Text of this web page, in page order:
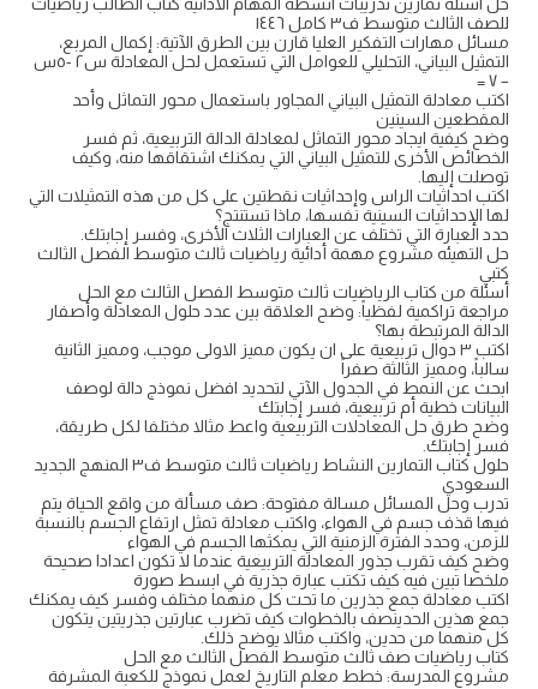
للصف الثالث متوسط ف٣ كامل ١٤٤٦
مسائل مهارات التفكير العليا قارن بين الطرق الآتية: إكمال المربع،
التمثيل البياني، التحليلي للعوامل التي تستعمل لحل المعادلة س٢ -٥س
– ٧ =
اكتب معادلة التمثيل البياني المجاور باستعمال محور التماثل وأحد
المقطعين السينين
وضح كيفية ايجاد محور التماثل لمعادلة الدالة التربيعية، ثم فسر
الخصائص الأخرى للتمثيل البياني التي يمكنك اشتقاقها منه، وكيف
توصلت إليها.
اكتب احداثيات الراس وإحداثيات نقطتين على كل من هذه التمثيلات التي
لها الإحداثيات السينية نفسها، ماذا تستنتج؟
حدد العبارة التي تختلف عن العبارات الثلاث الأخرى، وفسر إجابتك.
حل التهيئه مشروع مهمة أدائية رياضيات ثالث متوسط الفصل الثالث
كتبي
أسئلة من كتاب الرياضيات ثالث متوسط الفصل الثالث مع الحل
مراجعة تراكمية لفظياً: وضح العلاقة بين عدد حلول المعادلة وأصفار
الدالة المرتبطة بها؟
اكتب ٣ دوال تربيعية على ان يكون مميز الاولى موجب، ومميز الثانية
سالباً، ومميز الثالثة صفراً
ابحث عن النمط في الجدول الآتي لتحديد افضل نموذج دالة لوصف
البيانات خطية أم تربيعية، فسر إجابتك
وضح طرق حل المعادلات التربيعية واعط مثالا مختلفا لكل طريقة،
فسر إجابتك.
حلول كتاب التمارين النشاط رياضيات ثالث متوسط ف٣ المنهج الجديد
السعودي
تدرب وحل المسائل مسالة مفتوحة: صف مسألة من واقع الحياة يتم
فيها قذف جسم في الهواء، واكتب معادلة تمثل ارتفاع الجسم بالنسبة
للزمن، وحدد الفترة الزمنية التي يمكثها الجسم في الهواء
وضح كيف تقرب جذور المعادلة التربيعية عندما لا تكون اعدادا صحيحة
ملخصا تبين فيه كيف تكتب عبارة جذرية في ابسط صورة
اكتب معادلة جمع جذرين ما تحت كل منهما مختلف وفسر كيف يمكنك
جمع هذين الحدينصف بالخطوات كيف تضرب عبارتين جذريتين يتكون
كل منهما من حدين، واكتب مثالا يوضح ذلك.
كتاب رياضيات صف ثالث متوسط الفصل الثالث مع الحل
مشروع المدرسة: خطط معلم التاريخ لعمل نموذج للكعبة المشرفة